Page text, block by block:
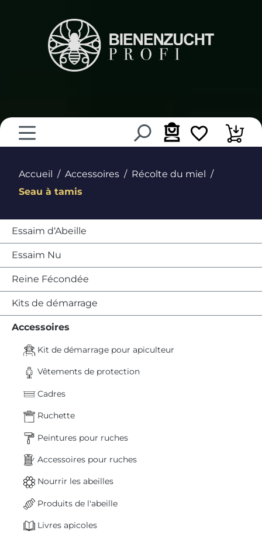
Accueil Accessoires
Récolte du miel
Seau à tamis
Essaim d‘Abeille
Essaim Nu
Reine Fécondée
Kits de démarrage
Accessoires
Kit de démarrage pour apiculteur
Vêtements de protection
Cadres
Ruchette
Peintures pour ruches
Accessoires pour ruches
Nourrir les abeilles
Produits de l'abeille
Livres apicoles